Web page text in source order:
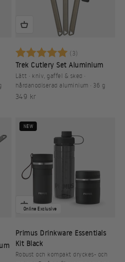
5 stjärnor
Betyg: (3)
Trek Cutlery Set Aluminium
Lätt · kniv, gaffel & sked ·
hårdanodiserad aluminium · 36 g
REA-pris
349 kr
5 stjärnor
NEW
Online Exclusive
Primus Drinkware Essentials
Kit Black
Robust och kompakt dryckes- och